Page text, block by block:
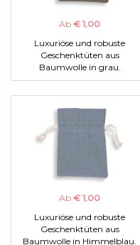
Ab € 1,00
Luxuriöse und robuste
Geschenktüten aus
Baumwolle in grau.
Ab € 1,00
Luxuriöse und robuste
Geschenktüten aus
Baumwolle in Himmelblau.